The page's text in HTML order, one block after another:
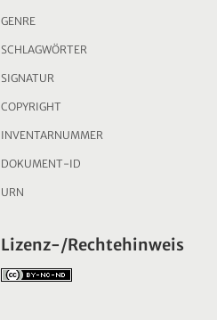
GENRE
SCHLAGWÖRTER
SIGNATUR
COPYRIGHT
INVENTARNUMMER
DOKUMENT-ID
URN
Lizenz-/Rechtehinweis